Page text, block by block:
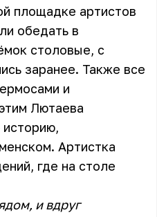
площадке артистов
обедать в
столовые, с
заранее. Также все
и
Лютаева
историю,
Артистка
где на столе
и вдруг